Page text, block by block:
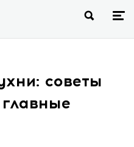
советы